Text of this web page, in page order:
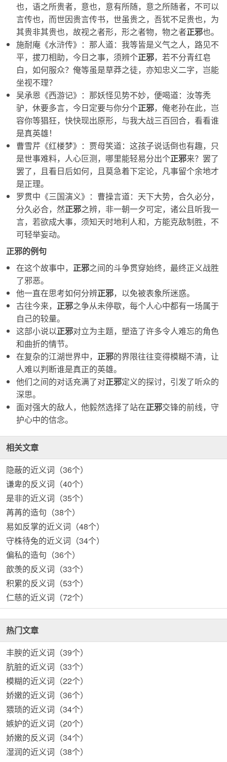
也，语之所贵者，意也，意有所随，意之所随者，不可以
言传也，而世因贵言传书，世虽贵之，吾犹不足贵也，为
其贵非其贵也，故视之者形，形之者物，物之者正邪也。
施耐庵《水浒传》：那人道：我等皆是义气之人，路见不
平，拔刀相助，今日之事，须辨个正邪，若不分青红皂
白，如何服众？俺等虽是草莽之徒，亦知忠义二字，岂能
坐视不理？
吴承恩《西游记》：那妖怪见势不妙，便喝道：汝等秃
驴，休要多言，今日定要与你分个正邪，俺老孙在此，岂
容你等猖狂，快快现出原形，与我大战三百回合，看看谁
是真英雄！
曹雪芹《红楼梦》：贾母笑道：这孩子说话倒也有趣，只
是世事难料，人心叵测，哪里能轻易分出个正邪来？罢了
罢了，且看日后如何，且莫急着下定论，凡事留个余地才
是正理。
罗贯中《三国演义》：曹操言道：天下大势，合久必分，
分久必合，然正邪之辨，非一朝一夕可定，诸公且听我一
言，若欲成大事，须知天时地利人和，方能克敌制胜，不
可轻举妄动。
正邪的例句
在这个故事中， 正邪之间的斗争贯穿始终，最终正义战胜
了邪恶。
他一直在思考如何分辨正邪，以免被表象所迷惑。
古往今来， 正邪之争从未停歇，每个人心中都有一场属于
自己的较量。
这部小说以正邪对立为主题，塑造了许多令人难忘的角色
和曲折的情节。
在复杂的江湖世界中， 正邪的界限往往变得模糊不清，让
人难以判断谁是真正的英雄。
他们之间的对话充满了对正邪定义的探讨，引发了听众的
深思。
面对强大的敌人，他毅然选择了站在正邪交锋的前线，守
护心中的信念。
相关文章
隐蔽的近义词（36个）
谦卑的反义词（40个）
是非的近义词（35个）
苒苒的造句（38个）
易如反掌的近义词（48个）
守株待兔的近义词（34个）
偏私的造句（36个）
歆羡的反义词（33个）
积累的反义词（53个）
仁慈的近义词（72个）
热门文章
丰腴的近义词（39个）
肮脏的近义词（33个）
模糊的近义词（22个）
娇嫩的近义词（36个）
猥琐的近义词（34个）
嫉妒的近义词（20个）
娇嫩的反义词（34个）
湿润的近义词（38个）